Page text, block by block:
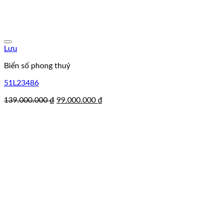
Lưu
Biển số phong thuỷ
51L23486
139.000.000₫ Giá
99.000.000 ₫